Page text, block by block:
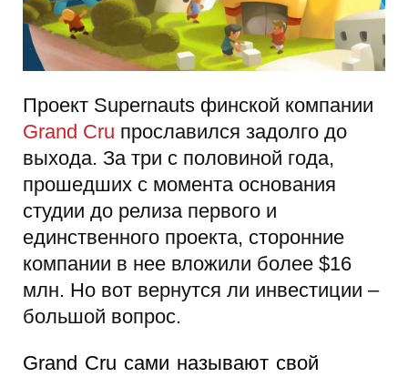
Проект Supernauts финской компании
Grand Cru прославился задолго до
выхода. За три с половиной года,
прошедших с момента основания
студии до релиза первого и
единственного проекта, сторонние
компании в нее вложили более $16
млн. Но вот вернутся ли инвестиции –
большой вопрос.
Grand Cru сами называют свой